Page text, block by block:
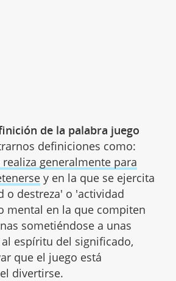
de la palabra juego
definiciones como:
generalmente para
y en la que se ejercita
o destreza' o 'actividad
mental en la que compiten
sometiéndose a unas
espíritu del significado,
que el juego está
divertirse.